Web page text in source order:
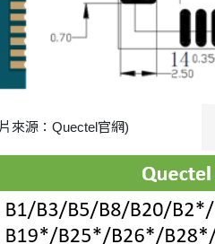
來源：Quectel官網)